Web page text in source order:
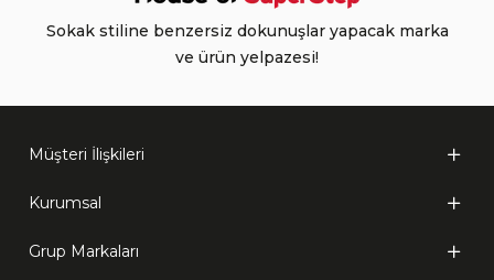
Sokak stiline benzersiz dokunuşlar yapacak marka
ve ürün yelpazesi!
Müşteri İlişkileri
Kurumsal
Grup Markaları